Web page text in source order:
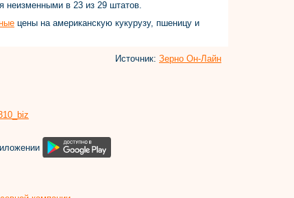
неизменными в 23 из 29 штатов.
цены на американскую кукурузу, пшеницу и
Источник: Зерно Он-Лайн